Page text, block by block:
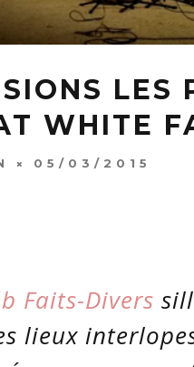
LES
WHITE
05/03/2015
Faits-Divers
lieux